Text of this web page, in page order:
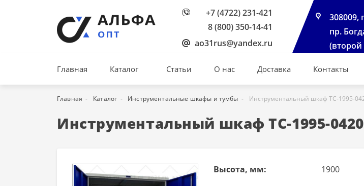
+7 (4722) 231-421
8 (800) 350-14-41
ao31rus@yandex.ru
308009,
пр.
(второй
Главная Каталог Статьи О нас Доставка Контакты
Главная Каталог Инструментальные шкафы и тумбы Инструментальный шкаф TC-1995-
Инструментальный шкаф TC-1995-
Высота, мм: 1900